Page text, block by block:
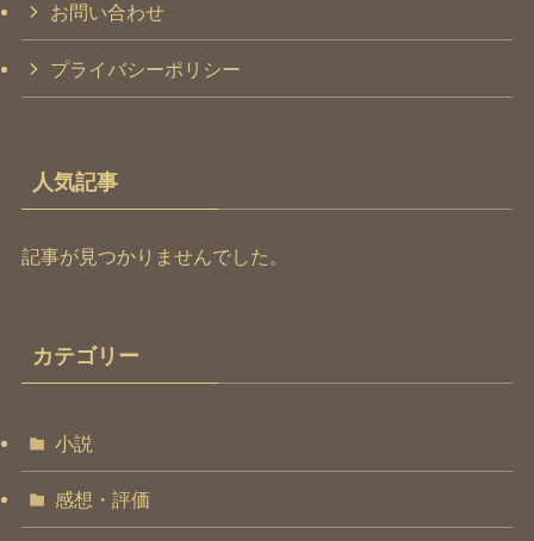
お問い合わせ
プライバシーポリシー
人気記事
記事が見つかりませんでした。
カテゴリー
小説
感想・評価